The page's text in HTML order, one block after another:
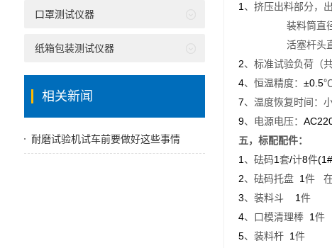
1、挤压出料部分，
装料筒直
活塞杆头
2、标准试验负荷（
4、恒温精度： ±0.5
7、温度恢复时间：
9、电源电压：
五，标配配件：
1、砝码1套/计8件(1#
2、砝码托盘1件
3、装料斗 1件
4、口模清理棒1件
5、装料杆1件
口罩测试仪器
纸箱包装测试仪器
相关新闻
耐磨试验机试车前要做好这些事情